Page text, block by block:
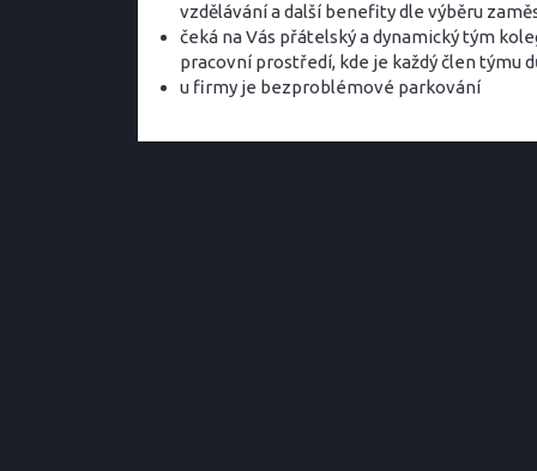
vzdělávání a další benefity dle výběru
čeká na Vás přátelský a dynamický tým
pracovní prostředí, kde je každý člen týmu
u firmy je bezproblémové parkování